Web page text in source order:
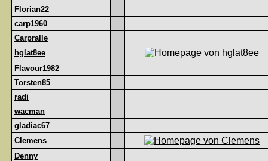
Florian22
carp1960
Carpralle
hglat8ee
Flavour1982
Torsten85
radi
wacman
gladiac67
Clemens
Denny